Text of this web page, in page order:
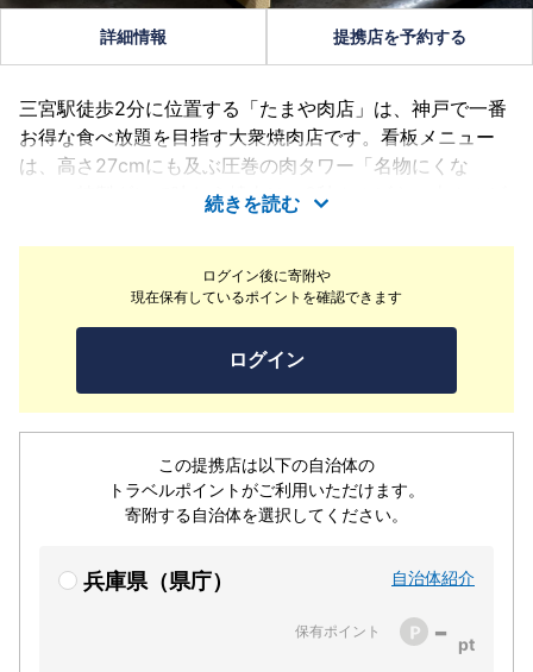
ログイン後に寄附や
現在保有しているポイントを確認できます
ログイン
この提携店は以下の自治体の
トラベルポイントがご利用いただけます。
寄附する自治体を選択してください。
兵庫県（県庁） 自治体紹介
保有ポイント -
詳細情報 提携店を予約する
三宮駅徒歩2分に位置する「たまや肉店」は、神戸で一番
お得な食べ放題を目指す大衆焼肉店です。看板メニュー
は、高さ27cmにも及ぶ圧巻の肉タワー「名物にくな
べ」。特製ダレで味わう焼肉は、8秒カルビや一本カルビ
など個性豊かなラインナップが揃います。驚きの「時間無
制限食べ放題」コースも提供しており、時間を気にせず存
分に肉を堪能できるのが魅力です。店内は個室も完備して
おり、デートや友人との食事はもちろん、お子様連れのご
家族や大人数での宴会まで、幅広いシーンでご利用いただ
けます。活気ある空間で、圧倒的な満足感と美味しさをお
届けいたします。
続きを読む